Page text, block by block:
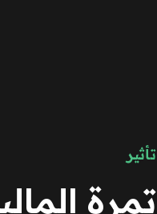
تأثير
تمرة